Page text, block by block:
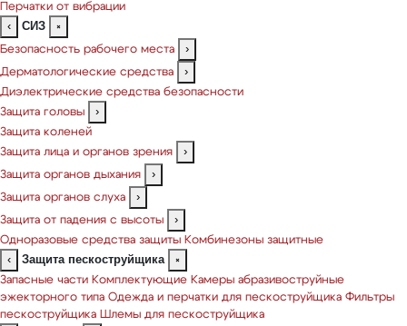
Перчатки от вибрации
‹
СИЗ
×
Безопасность рабочего места
›
Дерматологические средства
›
Диэлектрические средства безопасности
Защита головы
›
Защита коленей
Защита лица и органов зрения
›
Защита органов дыхания
›
Защита органов слуха
›
Защита от падения с высоты
›
Одноразовые средства защиты Комбинезоны защитные
‹
Защита пескоструйщика
×
Запасные части Комплектующие Камеры абразивоструйные
эжекторного типа Одежда и перчатки для пескоструйщика Фильтры
пескоструйщика Шлемы для пескоструйщика